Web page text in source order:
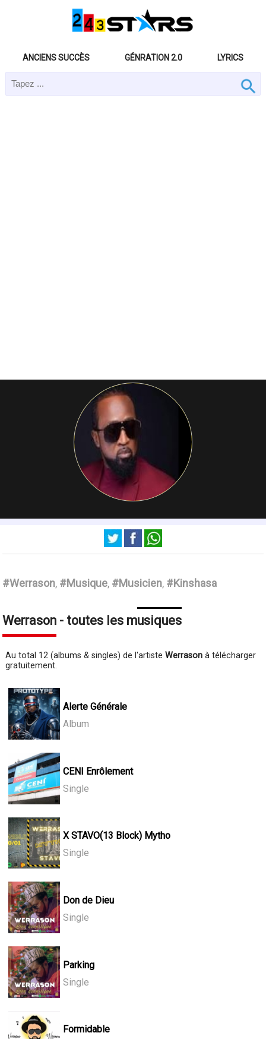
ANCIENS SUCCÈS GÉNRATION 2.0 LYRICS
#Werrason, #Musique, #Musicien, #Kinshasa
Werrason - toutes les musiques
Au total 12 (albums & singles) de l'artisteWerrason à télécharger
gratuitement.
Alerte Générale
Album
CENI Enrôlement
Single
X STAVO(13 Block) Mytho
Single
Don de Dieu
Single
Parking
Single
Formidable